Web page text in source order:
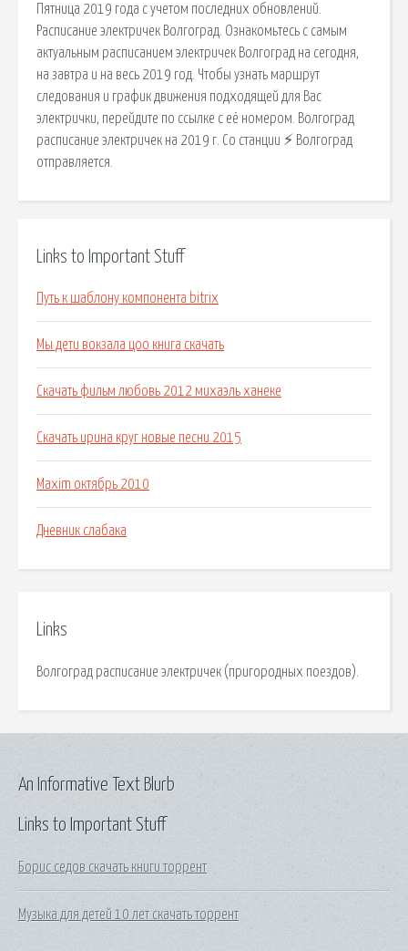
Пятница 2019 года с учетом последних обновлений.
Расписание электричек Волгоград. Ознакомьтесь с самым
актуальным расписанием электричек Волгоград на сегодня,
на завтра и на весь 2019 год. Чтобы узнать маршрут
следования и график движения подходящей для Вас
электрички, перейдите по ссылке с её номером. Волгоград
расписание электричек на 2019 г. Со станции ⚡ Волгоград
отправляется.
Links to Important Stuff
Путь к шаблону компонента bitrix
Мы дети вокзала цоо книга скачать
Скачать фильм любовь 2012 михаэль ханеке
Скачать ирина круг новые песни 2015
Maxim октябрь 2010
Дневник слабака
Links
Волгоград расписание электричек (пригородных поездов).
Links to Important Stuff
Борис седов скачать книги торрент
Музыка для детей 10 лет скачать торрент
An Informative Text Blurb